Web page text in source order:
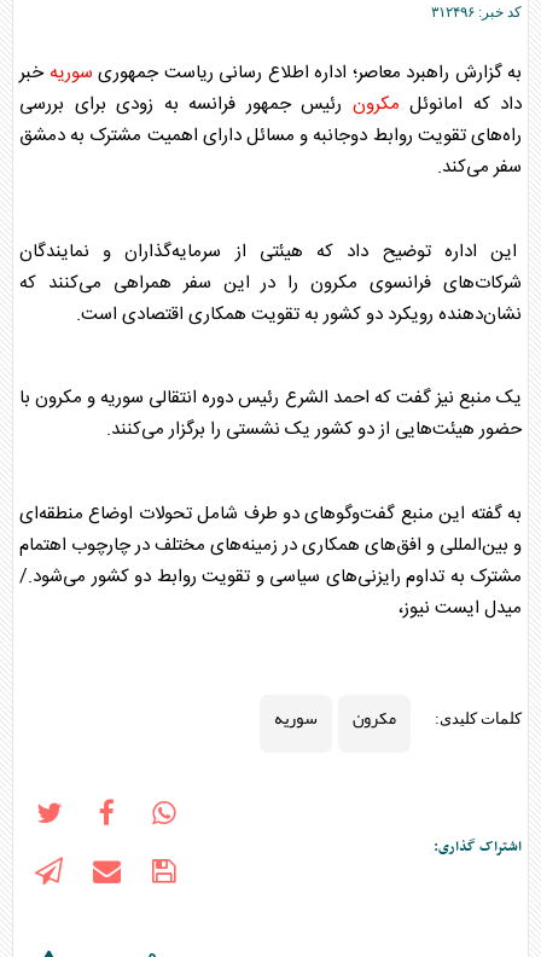
کد خبر: ۳۱۲۴۹۶
به گزارش راهبرد معاصر؛ اداره اطلاع رسانی ریاست جمهوری سوریهخبر
داد که امانوئل مکرون رئیس جمهور فرانسه به زودی برای بررسی
راه‌های تقویت روابط دوجانبه و مسائل دارای اهمیت مشترک به دمشق
سفر می‌کند.
این اداره توضیح داد که هیئتی از سرمایه‌گذاران و نمایندگان
شرکات‌های فرانسوی مکرونرا در این سفر همراهی می‌کنند که
نشان‌دهنده رویکرد دو کشور به تقویت همکاری اقتصادی است.
یک منبع نیز گفت که احمد الشرع رئیس دوره انتقالی سوریهو مکرونبا
حضور هیئت‌هایی از دو کشور یک نشستی را برگزار می‌کنند.
به گفته این منبع گفت‌و‌گو‌های دو طرف شامل تحولات اوضاع منطقه‌ای
و بین‌المللی و افق‌های همکاری در زمینه‌های مختلف در چارچوب اهتمام
مشترک به تداوم رایزنی‌های سیاسی و تقویت روابط دو کشور می‌شود./
میدل ایست نیوز،
کلمات کلیدی: مکرون سوریه
اشتراک گذاری: